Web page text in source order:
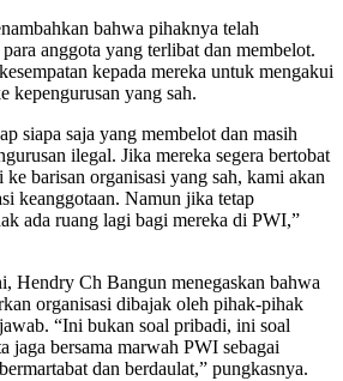
bahwa pihaknya telah
anggota yang terlibat dan membelot.
kepada mereka untuk mengakui
kepengurusan yang sah.
siapa saja yang membelot dan masih
ilegal. Jika mereka segera bertobat
barisan organisasi yang sah, kami akan
keanggotaan. Namun jika tetap
ada ruang lagi bagi mereka di PWI,”
Hendry Ch Bangun menegaskan bahwa
organisasi dibajak oleh pihak-pihak
“Ini bukan soal pribadi, ini soal
jaga bersama marwah PWI sebagai
dan berdaulat,” pungkasnya.